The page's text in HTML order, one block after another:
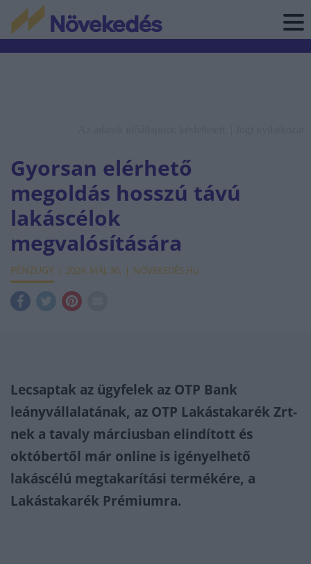
Gyorsan elérhető
megoldás hosszú távú
lakáscélok
megvalósítására
PÉNZÜGY 2024. MÁJ. 30. NÖVEKEDÉS.HU
Lecsaptak az ügyfelek az OTP Bank
leányvállalatának, az OTP Lakástakarék Zrt-
nek a tavaly márciusban elindított és
októbertől már online is igényelhető
lakáscélú megtakarítási termékére, a
Lakástakarék Prémiumra.